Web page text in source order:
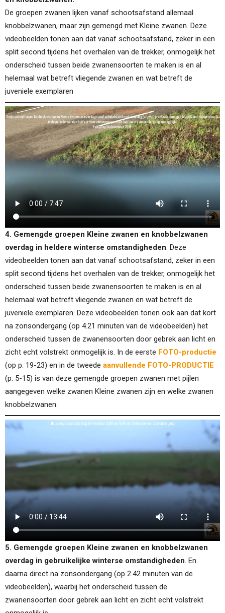
De groepen zwanen lijken vanaf schootsafstand allemaal
knobbelzwanen, maar zijn gemengd met Kleine zwanen. Deze
videobeelden tonen aan dat vanaf schootsafstand, zeker in een
split second tijdens het overhalen van de trekker, onmogelijk het
onderscheid tussen beide zwanensoorten te maken is en al
helemaal wat betreft vliegende zwanen en wat betreft de
juveniele exemplaren
4. Gemengde groepen Kleine zwanen en knobbelzwanen
overdag in heldere winterse omstandigheden. Deze
videobeelden tonen aan dat vanaf schootsafstand, zeker in een
split second tijdens het overhalen van de trekker, onmogelijk het
onderscheid tussen beide zwanensoorten te maken is en al
helemaal wat betreft vliegende zwanen en wat betreft de
juveniele exemplaren. Deze videobeelden tonen ook aan dat kort
na zonsondergang (op 4.21 minuten van de videobeelden) het
onderscheid tussen de zwanensoorten door gebrek aan licht en
zicht echt volstrekt onmogelijk is. In de eerste FOTO-productie
(op p. 19-23) en in de tweede aanvullende FOTO-PRODUCTIE
(p. 5-15) is van deze gemengde groepen zwanen met pijlen
aangegeven welke zwanen Kleine zwanen zijn en welke zwanen
knobbelzwanen.
5. Gemengde groepen Kleine zwanen en knobbelzwanen
overdag in gebruikelijke winterse omstandigheden. En
daarna direct na zonsondergang (op 2.42 minuten van de
videobeelden), waarbij het onderscheid tussen de
zwanensoorten door gebrek aan licht en zicht echt volstrekt